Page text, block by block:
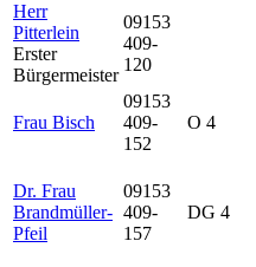
Herr
Pitterlein
Erster
Bürgermeister
09153
409-
120
Frau Bisch
09153
409-
152
O 4
Dr. Frau
Brandmüller-
Pfeil
09153
409-
157
DG 4